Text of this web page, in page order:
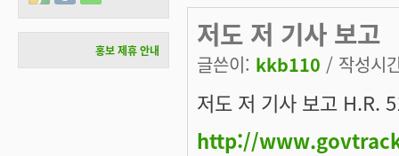
저도 저 기사 보고
글쓴이: kkb110 / 작성시
저도 저 기사 보고 H.R.
http://
홍보 제휴 안내